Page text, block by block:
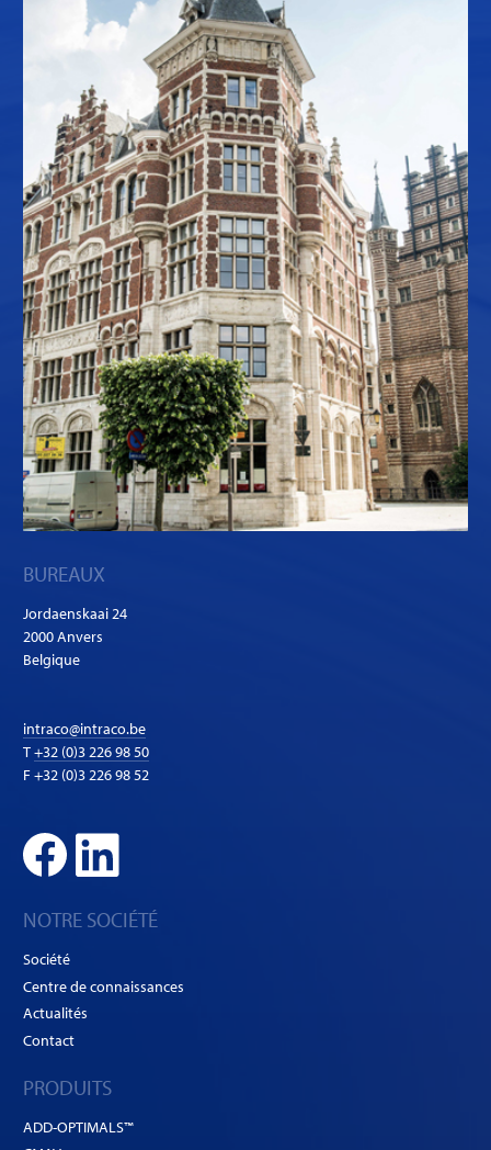
BUREAUX
Jordaenskaai 24
2000 Anvers
Belgique
intraco@intraco.be
T+32 (0)3 226 98 50
F +32 (0)3 226 98 52
NOTRE SOCIÉTÉ
Société
Centre de connaissances
Actualités
Contact
PRODUITS
ADD-OPTIMALS™